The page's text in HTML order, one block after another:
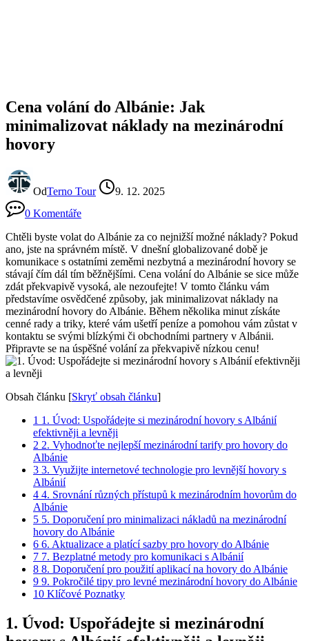
Cena volání do Albánie: Jak
minimalizovat náklady na mezinárodní
hovory
OdTerno Tour
9. 12. 2025
0 Komentáře
Chtěli byste​ volat do ⁤Albánie za co nejnižší možné náklady?‌ Pokud
ano, jste na správném místě. V‌ dnešní‌ globalizované době ​je
komunikace s ostatními‍ zeměmi nezbytná a mezinárodní hovory se⁢
stávají​ čím dál tím běžnějšími. Cena volání do Albánie se sice může‌
zdát překvapivě vysoká, ⁤ale nezoufejte! V⁣ tomto‌ článku ⁤vám
představíme osvědčené způsoby, jak minimalizovat náklady na⁤
mezinárodní hovory do Albánie. ‍Během několika ​minut získáte
cenné⁣ rady a⁤ triky, které‍ vám ušetří peníze a pomohou​ vám​ zůstat v
kontaktu se svými blízkými či obchodními partnery v Albánii.
Připravte se na úspěšné volání za překvapivě nízkou cenu!
Obsah článku [Skryť obsah článku]
1 1. Úvod: Uspořádejte ⁤si mezinárodní hovory s Albánií
efektivněji ⁢a levněji
2 2. Vyhodnoťte nejlepší mezinárodní tarify pro hovory do
Albánie
3 3. Využijte internetové technologie pro levnější hovory⁤ s
Albánií
4 4. Srovnání různých přístupů k mezinárodním hovorům do
Albánie
5 5. Doporučení pro minimalizaci​ nákladů na mezinárodní
hovory do ⁢Albánie
6 6. Aktualizace a platící sazby pro hovory do Albánie
7 7. ⁣Bezplatné metody pro komunikaci s Albánií
8 8. ⁢Doporučení pro použití aplikací na hovory do ⁣Albánie
9 9. Pokročilé ‌tipy pro levné mezinárodní ‍hovory do Albánie
10 Klíčové Poznatky
1. Úvod: Uspořádejte ⁤si mezinárodní